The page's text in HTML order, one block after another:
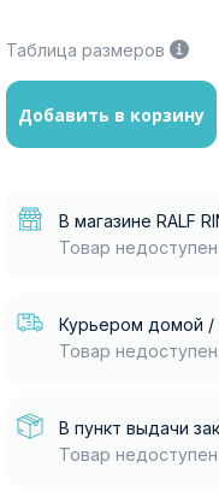
Таблица размеров
Добавить в корзину
В магазине RALF
Товар недоступен
Курьером домой /
Товар недоступен
В пункт выдачи
Товар недоступен